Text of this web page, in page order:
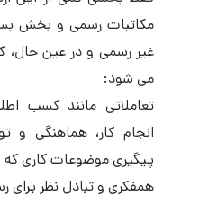
مکاتبات رسمی و بخش
غیر رسمی و در عین حال،
می شود:
تعاملاتی مانند کسب
انجام کار، هماهنگی و
پیگیری موضوعات کاری که
همفکری و تبادل نظر برای